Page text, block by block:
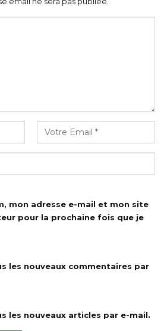
mon adresse e-mail et mon site
pour la prochaine fois que je
les nouveaux commentaires par
les nouveaux articles par e-mail.